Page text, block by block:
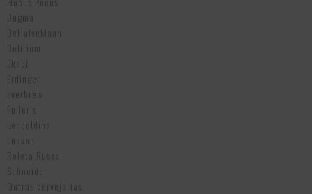
Dogma
DeHalveMaan
Delirium
Ekaut
Erdinger
Everbrew
Fuller’s
Leopoldina
Leuven
Roleta Russa
Schneider
Outras cervejarias